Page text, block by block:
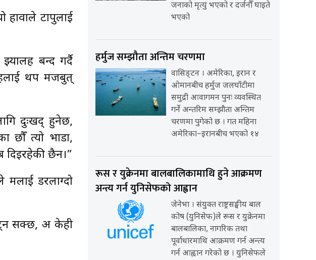
हावाले टापुलाई
बन्द गर्दै
थप मजबुत्
दुःखद् हुनेछ,
छौँ त्यो भाडा,
दिइरहेकी छैन।”
मलाई डरलाग्दो
सक्छ, अरू केही
जनाको मृत्यु भएको र दर्जनौँ घाइते
भएको
हर्मुज सम्झौता अन्तिम चरणमा
वासिङ्टन । अमेरिका, इरान र
ओमानबीच हर्मुज जलघाँटीमा
समुद्री आवागमन पुनः व्यवस्थित
गर्ने अन्तरिम सम्झौता अन्तिम
चरणमा पुगेको छ । गत महिना
अमेरिका–इरानबीच भएको १४
रूस र युक्रेनमा बालबालिकामाथि हुने आक्रमण
अन्त्य गर्न युनिसेफको आह्वान
जेनेभा । संयुक्त राष्ट्रसङ्घीय बाल
कोष (युनिसेफ)ले रूस र युक्रेनमा
बालबालिका, नागरिक तथा
पूर्वाधारमाथि आक्रमण गर्न अन्त्य
गर्न आह्वान गरेको छ । युनिसेफले